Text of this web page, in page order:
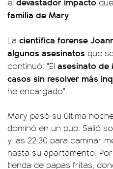
familia de Mary.
La científica forense
algunos asesinatos que
continuó: "El asesinato de
casos sin resolver más
he encargado".
Mary pasó su última
dominó en un pub. Salió
y las 22:30 para caminar
hasta su apartamento.
tienda de papas fritas,